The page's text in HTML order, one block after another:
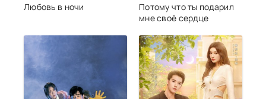
Любовь в ночи
Потому что ты подарил
мне своё сердце